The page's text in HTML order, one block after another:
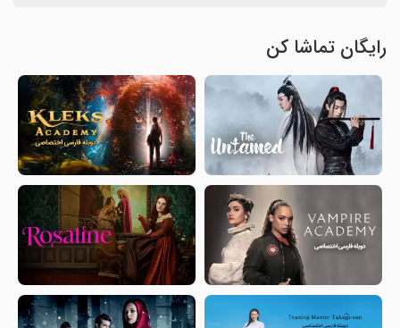
رایگان تماشا کن